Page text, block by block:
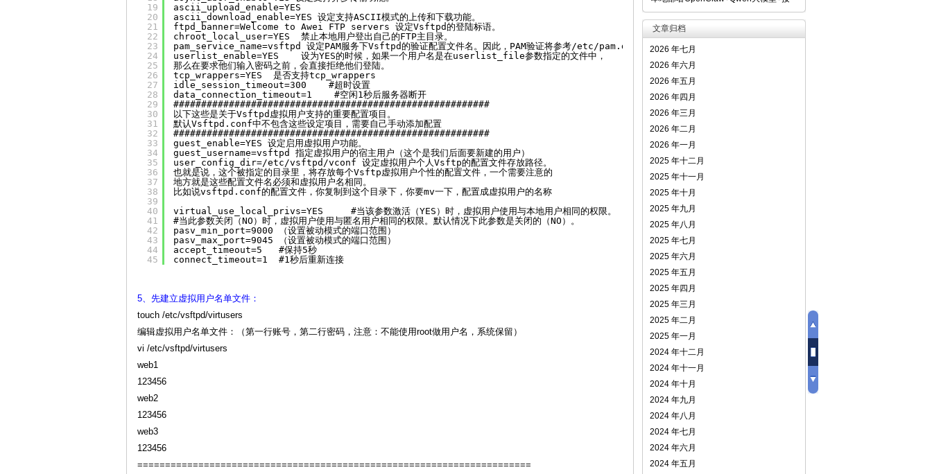
19
20
21
22
23
24
25
26
27
28
29
30
31
32
33
34
35
36
37
38
39
40
41
42
43
44
45
ascii_upload_enable=YES
ascii_download_enable=YES 设定支持ASCII模式的上传和下载功能。
ftpd_banner=Welcome to Awei FTP servers 设定Vsftpd的登陆标语。
chroot_local_user=YES  禁止本地用户登出自己的FTP主目录。
pam_service_name=vsftpd 设定PAM服务下Vsftpd的验证配置文件名。因此，PAM验证将参考/etc/pam.d/下的vsftpd文件配置。
userlist_enable=YES    设为YES的时候，如果一个用户名是在userlist_file参数指定的文件中，
那么在要求他们输入密码之前，会直接拒绝他们登陆。
tcp_wrappers=YES  是否支持tcp_wrappers
idle_session_timeout=300    #超时设置
data_connection_timeout=1    #空闲1秒后服务器断开
#########################################################
以下这些是关于Vsftpd虚拟用户支持的重要配置项目。
默认Vsftpd.conf中不包含这些设定项目，需要自己手动添加配置
#########################################################
guest_enable=YES 设定启用虚拟用户功能。
guest_username=vsftpd 指定虚拟用户的宿主用户（这个是我们后面要新建的用户）
user_config_dir=/etc/vsftpd/vconf 设定虚拟用户个人Vsftp的配置文件存放路径。
也就是说，这个被指定的目录里，将存放每个Vsftp虚拟用户个性的配置文件，一个需要注意的
地方就是这些配置文件名必须和虚拟用户名相同。
比如说vsftpd.conf的配置文件，你复制到这个目录下，你要mv一下，配置成虚拟用户的名称
virtual_use_local_privs=YES     #当该参数激活（YES）时，虚拟用户使用与本地用户相同的权限。
#当此参数关闭（NO）时，虚拟用户使用与匿名用户相同的权限。默认情况下此参数是关闭的（NO）。
pasv_min_port=9000 （设置被动模式的端口范围）
pasv_max_port=9045 （设置被动模式的端口范围）
accept_timeout=5   #保持5秒
connect_timeout=1  #1秒后重新连接
5、先建立虚拟用户名单文件：
touch /etc/vsftpd/virtusers
编辑虚拟用户名单文件：（第一行账号，第二行密码，注意：不能使用root做用户名，系统保留）
vi /etc/vsftpd/virtusers
web1
123456
web2
123456
web3
123456
=======================================================================
文章归档
2026 年七月
2026 年六月
2026 年五月
2026 年四月
2026 年三月
2026 年二月
2026 年一月
2025 年十二月
2025 年十一月
2025 年十月
2025 年九月
2025 年八月
2025 年七月
2025 年六月
2025 年五月
2025 年四月
2025 年三月
2025 年二月
2025 年一月
2024 年十二月
2024 年十一月
2024 年十月
2024 年九月
2024 年八月
2024 年七月
2024 年六月
2024 年五月